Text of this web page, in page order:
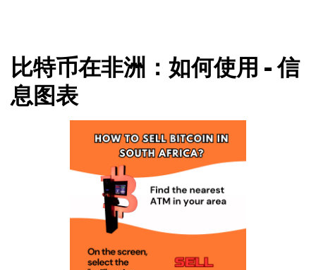
比特币在非洲：如何使用 - 信
息图表